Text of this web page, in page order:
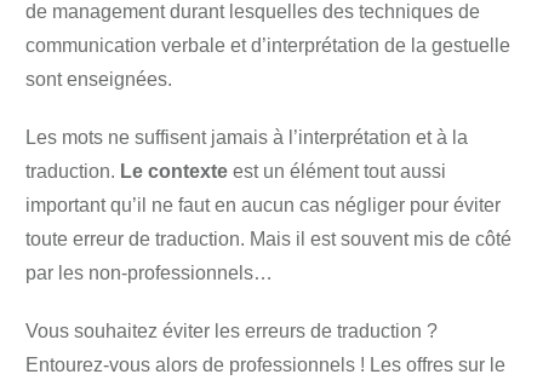
de management durant lesquelles des techniques de
communication verbale et d’interprétation de la gestuelle
sont enseignées.
Les mots ne suffisent jamais à l’interprétation et à la
traduction. Le contexte est un élément tout aussi
important qu’il ne faut en aucun cas négliger pour éviter
toute erreur de traduction. Mais il est souvent mis de côté
par les non-professionnels…
Vous souhaitez éviter les erreurs de traduction ?
Entourez-vous alors de professionnels ! Les offres sur le